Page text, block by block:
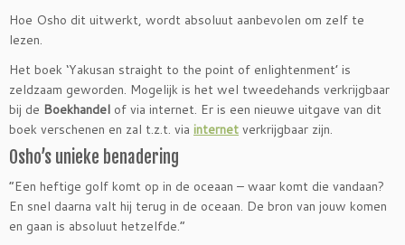
Hoe Osho dit uitwerkt, wordt absoluut aanbevolen om zelf te
lezen.
Het boek ‘Yakusan straight to the point of enlightenment’ is
zeldzaam geworden. Mogelijk is het wel tweedehands verkrijgbaar
bij de Boekhandel of via internet. Er is een nieuwe uitgave van dit
boek verschenen en zal t.z.t. via internet verkrijgbaar zijn.
Osho’s unieke benadering
“Een heftige golf komt op in de oceaan – waar komt die vandaan?
En snel daarna valt hij terug in de oceaan. De bron van jouw komen
en gaan is absoluut hetzelfde.”